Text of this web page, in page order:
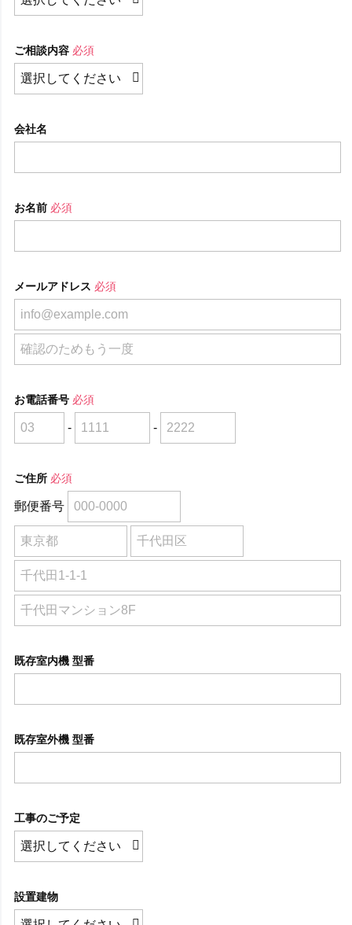
ご相談内容 必須
会社名
お名前 必須
メールアドレス 必須
お電話番号 必須
- -
ご住所 必須
郵便番号
既存室内機 型番
既存室外機 型番
工事のご予定
設置建物